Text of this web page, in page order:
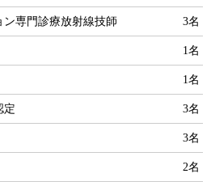
専門診療放射線技師 3名
1名
1名
定 3名
3名
2名